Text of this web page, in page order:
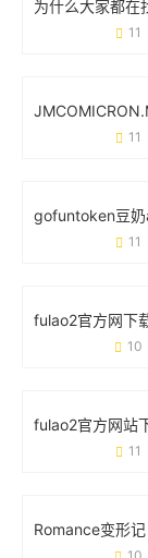
11
11
11
10
11